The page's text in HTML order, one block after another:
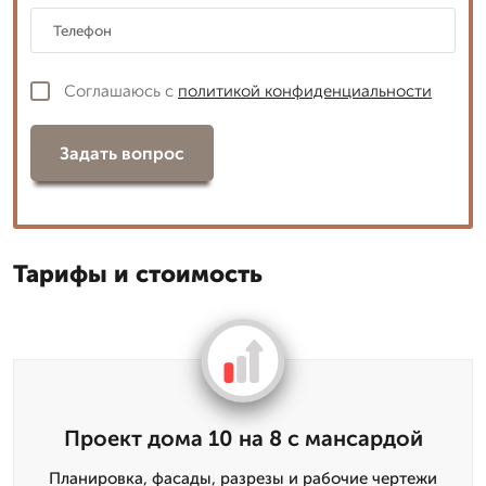
Соглашаюсь с политикой конфиденциальности
Задать вопрос
Тарифы и стоимость
Проект дома 10 на 8 с мансардой
Планировка, фасады, разрезы и рабочие чертежи